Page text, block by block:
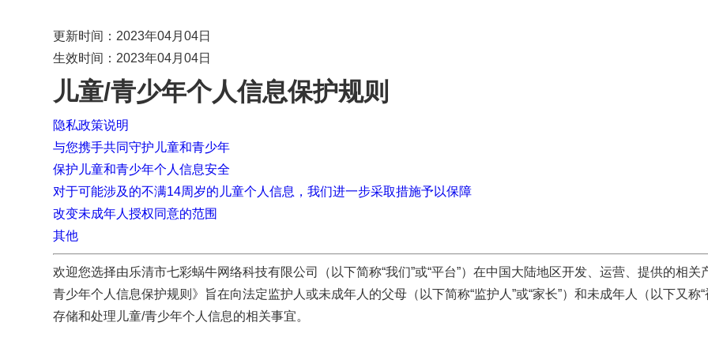
更新时间：2023年04月04日
生效时间：2023年04月04日
儿童/青少年个人信息保护规则
隐私政策说明
与您携手共同守护儿童和青少年
保护儿童和青少年个人信息安全
对于可能涉及的不满14周岁的儿童个人信息，我们进一步采取措施予以保障
改变未成年人授权同意的范围
其他
欢迎您选择由乐清市七彩蜗牛网络科技有限公司（以下简称“我们”或“平台”）在中国大陆地区开发、运营、提供的相
青少年个人信息保护规则》旨在向法定监护人或未成年人的父母（以下简称“监护人”或“家长”）和未成年人（以下又称
存储和处理儿童/青少年个人信息的相关事宜。